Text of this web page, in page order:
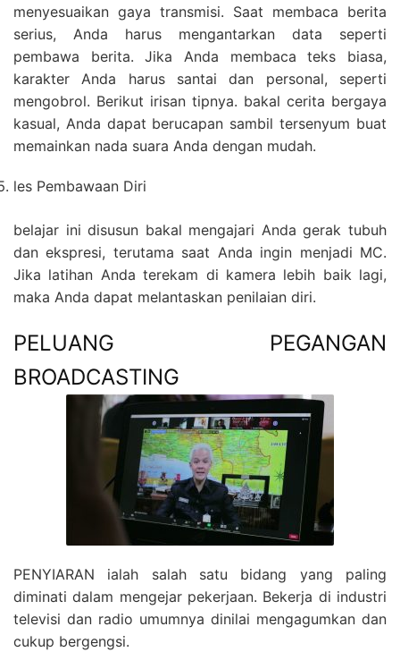
menyesuaikan gaya transmisi. Saat membaca berita
serius, Anda harus mengantarkan data seperti
pembawa berita. Jika Anda membaca teks biasa,
karakter Anda harus santai dan personal, seperti
mengobrol. Berikut irisan tipnya. bakal cerita bergaya
kasual, Anda dapat berucapan sambil tersenyum buat
memainkan nada suara Anda dengan mudah.
les Pembawaan Diri
belajar ini disusun bakal mengajari Anda gerak tubuh
dan ekspresi, terutama saat Anda ingin menjadi MC.
Jika latihan Anda terekam di kamera lebih baik lagi,
maka Anda dapat melantaskan penilaian diri.
PELUANG PEGANGAN
BROADCASTING
PENYIARAN ialah salah satu bidang yang paling
diminati dalam mengejar pekerjaan. Bekerja di industri
televisi dan radio umumnya dinilai mengagumkan dan
cukup bergengsi.